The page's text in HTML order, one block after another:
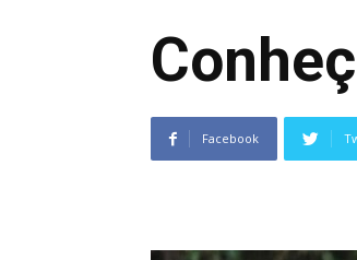
Facebook